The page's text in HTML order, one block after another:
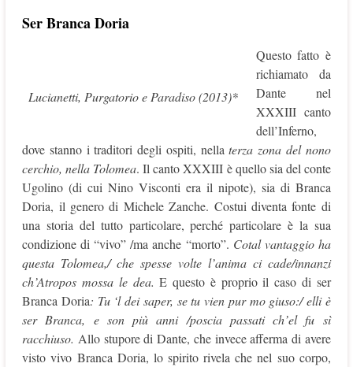
Ser Branca Doria
Lucianetti, Purgatorio e Paradiso (2013)*
Questo fatto è
richiamato da
Dante nel
XXXIII canto
dell’Inferno,
dove stanno i traditori degli ospiti, nellaterza zona del nono
cerchio, nella Tolomea. Il canto XXXIII è quello sia del conte
Ugolino (di cui Nino Visconti era il nipote), sia di Branca
Doria, il genero di Michele Zanche. Costui diventa fonte di
una storia del tutto particolare, perché particolare è la sua
condizione di “vivo” /ma anche “morto”. Cotal vantaggio ha
questa Tolomea,/ che spesse volte l’anima ci cade/innanzi
ch’Atropos mossa le dea. E questo è proprio il caso di ser
Branca Doria: Tu ‘l dei saper, se tu vien pur mo giuso:/ elli è
ser Branca, e son più anni /poscia passati ch’el fu sì
racchiuso. Allo stupore di Dante, che invece afferma di avere
visto vivo Branca Doria, lo spirito rivela che nel suo corpo,